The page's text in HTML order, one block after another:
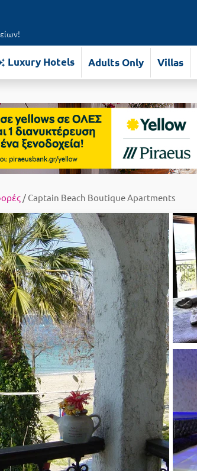
Luxury Hotels Adults Only Villas
/ Captain Beach Boutique Apartments